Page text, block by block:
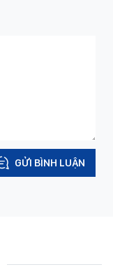
GỬI BÌNH LUẬN